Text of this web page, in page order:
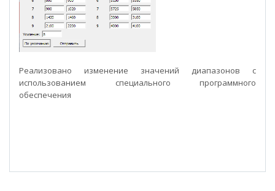
Реализовано изменение значений диапазонов с
использованием специального программного
обеспечения